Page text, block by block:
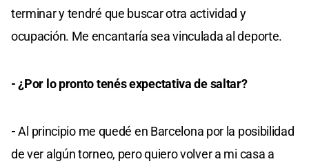
terminar y tendré que buscar otra actividad y
ocupación. Me encantaría sea vinculada al deporte.
- ¿Por lo pronto tenés expectativa de saltar?
-Al principio me quedé en Barcelona por la posibilidad
de ver algún torneo, pero quiero volver a mi casa a